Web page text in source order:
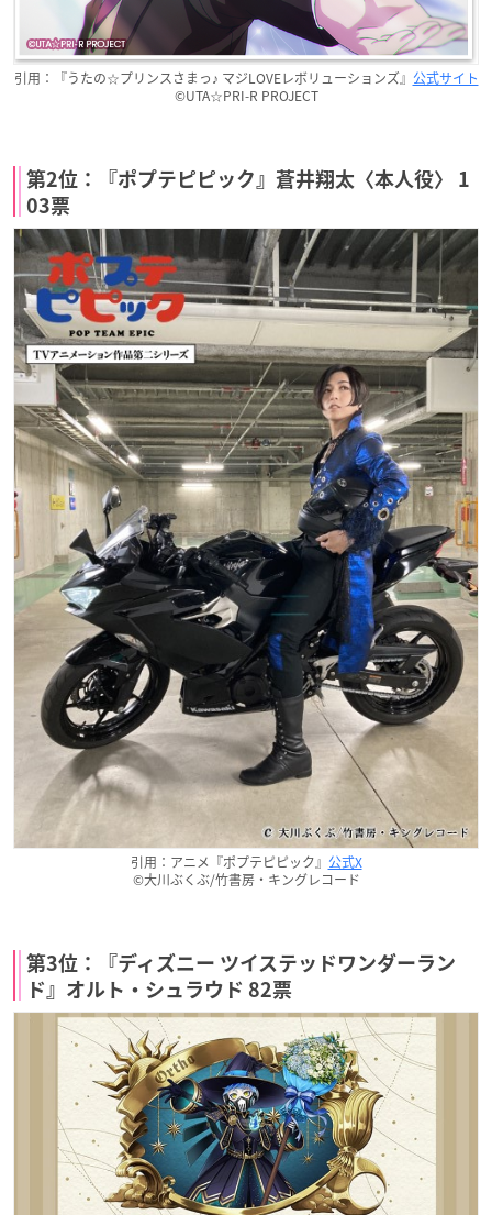
引用：『うたの☆プリンスさまっ♪ マジLOVEレボリューションズ』 公式サイト
©UTA☆PRI-R PROJECT
第2位：『ポプテピピック』蒼井翔太〈本人役〉 1
03票
引用：アニメ『ポプテピピック』 公式X
©大川ぶくぶ/竹書房・キングレコード
第3位：『ディズニー ツイステッドワンダーラン
ド』オルト・シュラウド 82票